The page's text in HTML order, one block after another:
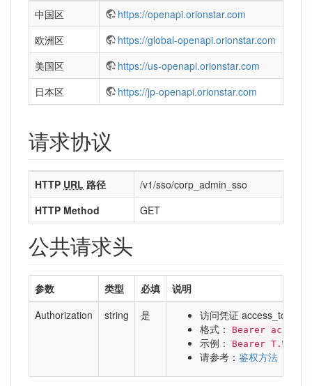
中国区
https://openapi.orionstar.com
欧洲区
https://global-openapi.orionstar.com
美国区
https://us-openapi.orionstar.com
日本区
https://jp-openapi.orionstar.com
请求协议
HTTP URL 路径
/v1/sso/corp_admin_sso
HTTP Method
GET
公共请求头
参数 类型 必填
说明
Authorization
string 是
访问凭证 access_token
格式：
Bearer
示例： Bearer
请参考： 鉴权方法